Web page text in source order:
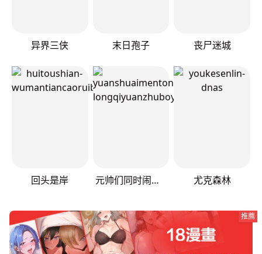
异界三侠 末日孢子 丧尸迷城
回头是岸 元帅们同时闹离婚 尤克森林
推薦